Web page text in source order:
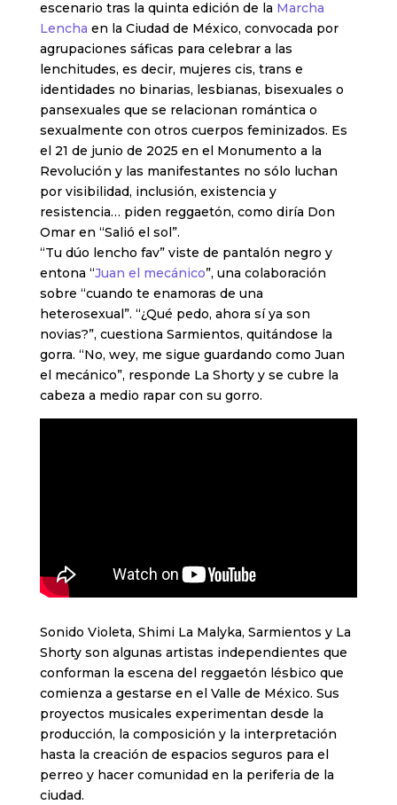
escenario tras la quinta edición de la Marcha
Lencha en la Ciudad de México, convocada por
agrupaciones sáficas para celebrar a las
lenchitudes, es decir, mujeres cis, trans e
identidades no binarias, lesbianas, bisexuales o
pansexuales que se relacionan romántica o
sexualmente con otros cuerpos feminizados. Es
el 21 de junio de 2025 en el Monumento a la
Revolución y las manifestantes no sólo luchan
por visibilidad, inclusión, existencia y
resistencia… piden reggaetón, como diría Don
Omar en “Salió el sol”.
“Tu dúo lencho fav” viste de pantalón negro y
entona “Juan el mecánico”, una colaboración
sobre “cuando te enamoras de una
heterosexual”. “¿Qué pedo, ahora sí ya son
novias?”, cuestiona Sarmientos, quitándose la
gorra. “No, wey, me sigue guardando como Juan
el mecánico”, responde La Shorty y se cubre la
cabeza a medio rapar con su gorro.
Sonido Violeta, Shimi La Malyka, Sarmientos y La
Shorty son algunas artistas independientes que
conforman la escena del reggaetón lésbico que
comienza a gestarse en el Valle de México. Sus
proyectos musicales experimentan desde la
producción, la composición y la interpretación
hasta la creación de espacios seguros para el
perreo y hacer comunidad en la periferia de la
ciudad.